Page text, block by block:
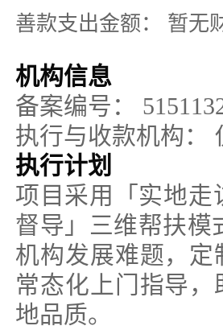
善款支出金额： 暂无
机构信息
备案编号：
执行与收款机构：
执行计划
项目采用「实地走
督导」三维帮扶模
机构发展难题，
常态化上门指导
地品质。